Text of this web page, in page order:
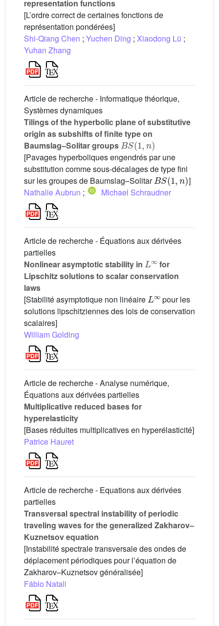
representation functions
[L’ordre correct de certaines fonctions de
représentation pondérées]
Shi-Qiang Chen ; Yuchen Ding ; Xiaodong Lü ;
Yuhan Zhang
Article de recherche - Informatique théorique,
Systèmes dynamiques
Tilings of the hyperbolic plane of substitutive
origin as subshifts of finite type on
Baumslag–Solitar groups
BS(1,n)
[Pavages hyperboliques engendrés par une
substitution comme sous-décalages de type fini
sur les groupes de Baumslag–Solitar
BS(1,n)
]
Nathalie Aubrun ; Michael Schraudner
Article de recherche - Équations aux dérivées
partielles
Nonlinear asymptotic stability in
for
Lipschitz solutions to scalar conservation
laws
[Stabilité asymptotique non linéaire
pour les
solutions lipschitziennes des lois de conservation
scalaires]
William Golding
Article de recherche - Analyse numérique,
Équations aux dérivées partielles
Multiplicative reduced bases for
hyperelasticity
[Bases réduites multiplicatives en hyperélasticité]
Patrice Hauret
Article de recherche - Equations aux dérivées
partielles
Transversal spectral instability of periodic
traveling waves for the generalized Zakharov–
Kuznetsov equation
[Instabilité spectrale transversale des ondes de
déplacement périodiques pour l’équation de
Zakharov–Kuznetsov généralisée]
Fábio Natali